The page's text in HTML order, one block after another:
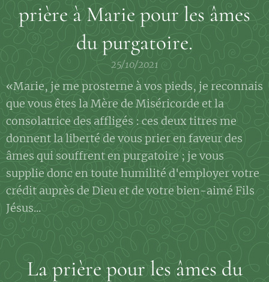
prière à Marie pour les âmes
du purgatoire.
25/10/2021
«Marie, je me prosterne à vos pieds, je reconnais
que vous êtes la Mère de Miséricorde et la
consolatrice des affligés : ces deux titres me
donnent la liberté de vous prier en faveur des
âmes qui souffrent en purgatoire ; je vous
supplie donc en toute humilité d'employer votre
crédit auprès de Dieu et de votre bien-aimé Fils
Jésus...
La prière pour les âmes du